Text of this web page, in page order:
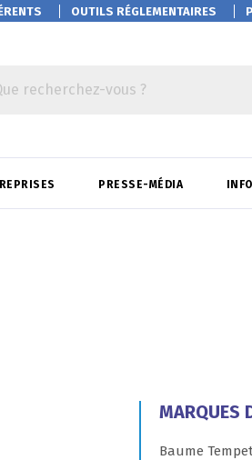
OUTILS RÉGLEMENTAIRES
recherchez-vous ?
PRESSE-MÉDIA
MARQUES
Baume